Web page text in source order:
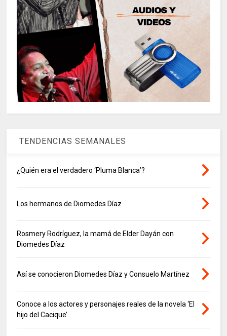
TENDENCIAS SEMANALES
¿Quién era el verdadero ‘Pluma Blanca’?
Los hermanos de Diomedes Díaz
Rosmery Rodríguez, la mamá de Elder Dayán con
Diomedes Díaz
Así se conocieron Diomedes Díaz y Consuelo Martínez
Conoce a los actores y personajes reales de la novela ‘El
hijo del Cacique’